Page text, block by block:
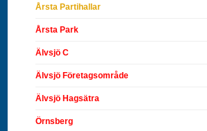
Årsta Partihallar
Årsta Park
Älvsjö C
Älvsjö Företagsområde
Älvsjö Hagsätra
Örnsberg